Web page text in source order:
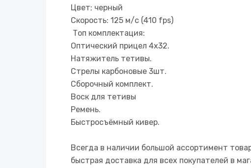
Цвет; черный
Скорость: 125 м/с (410 fps)
Топ комплектация:
Оптический прицел 4х32.
Натяжитель тетивы.
Стрелы карбоновые 3шт.
Сборочный комплект.
Воск для тетивы
Ремень.
Быстросъёмный кивер.
Всегда в наличии большой ассортимент
быстрая доставка для всех покупателей в